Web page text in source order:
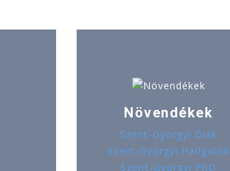
Növendékek
Szent-Györgyi Diák
Szent-Györgyi Hallgatók
Szent-Györgyi PhD